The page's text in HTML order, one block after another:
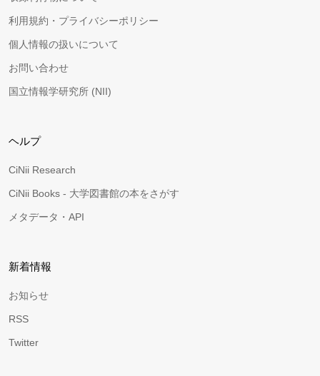
利用規約・プライバシーポリシー
個人情報の扱いについて
お問い合わせ
国立情報学研究所 (NII)
ヘルプ
CiNii Research
CiNii Books - 大学図書館の本をさがす
メタデータ・API
新着情報
お知らせ
RSS
Twitter